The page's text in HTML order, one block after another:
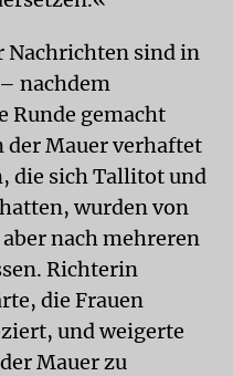
Nachrichten sind in
nachdem
Runde gemacht
der Mauer verhaftet
die sich Tallitot und
wurden von
nach mehreren
Richterin
die Frauen
und weigerte
Mauer zu